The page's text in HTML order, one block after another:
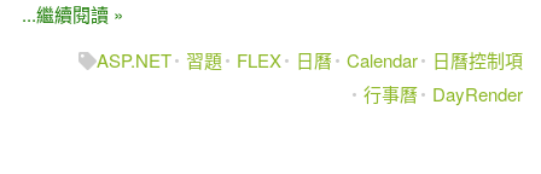
...繼續閱讀 »
ASP.NET
習題 FLEX 日曆 Calendar
日曆控制項
行事曆
DayRender